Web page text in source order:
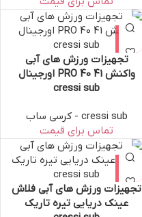
تجهیزات ورزش های آبی
واکنش PRO 40 41 اورجینال
cressi sub
cressi sub - کرسی ساب
تجهیزات ورزش های آبی فلاش
عینک دریایی تیره تاریک